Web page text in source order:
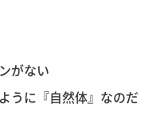
がない
うに『自然体』なのだ